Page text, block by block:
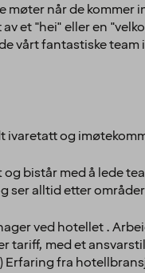
møter når de
et "hei" eller en
vårt fantastiske
og
bistår med å lede
ser alltid etter
ved hotellet .
tariff, med et
Erfaring fra